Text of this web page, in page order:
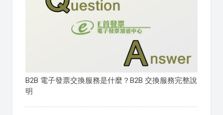
B2B 電子發票交換服務是什麼？B2B 交換服務完整說
明